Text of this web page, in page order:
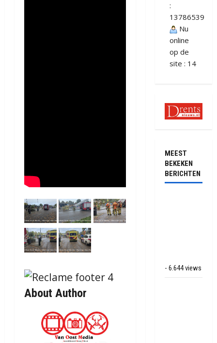
About Author
:
13786539
Nu
online
op de
site : 14
MEEST
BEKEKEN
BERICHTEN
- 6.644 views